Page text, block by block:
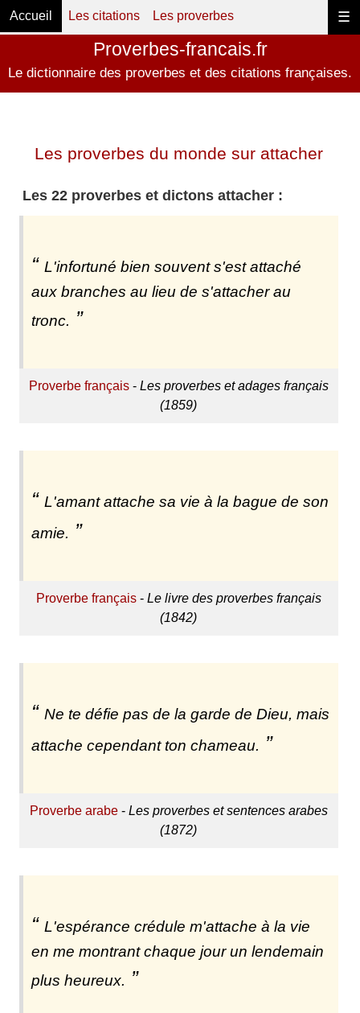
☰
Accueil Les citations Les proverbes
Proverbes-francais.fr
Le dictionnaire des proverbes et des citations françaises.
Les proverbes du monde sur attacher
Les 22 proverbes et dictons attacher :
L'infortuné bien souvent s'est attaché
aux branches au lieu de s'attacher au
tronc.
Proverbe français- Les proverbes et adages français
(1859)
L'amant attache sa vie à la bague de son
amie.
Proverbe français- Le livre des proverbes français
(1842)
Ne te défie pas de la garde de Dieu, mais
attache cependant ton chameau.
Proverbe arabe- Les proverbes et sentences arabes
(1872)
L'espérance crédule m'attache à la vie
en me montrant chaque jour un lendemain
plus heureux.